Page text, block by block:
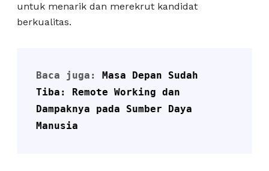
untuk menarik dan merekrut kandidat
berkualitas.
Baca juga:
Masa Depan Sudah
Tiba: Remote Working dan
Dampaknya pada Sumber Daya
Manusia